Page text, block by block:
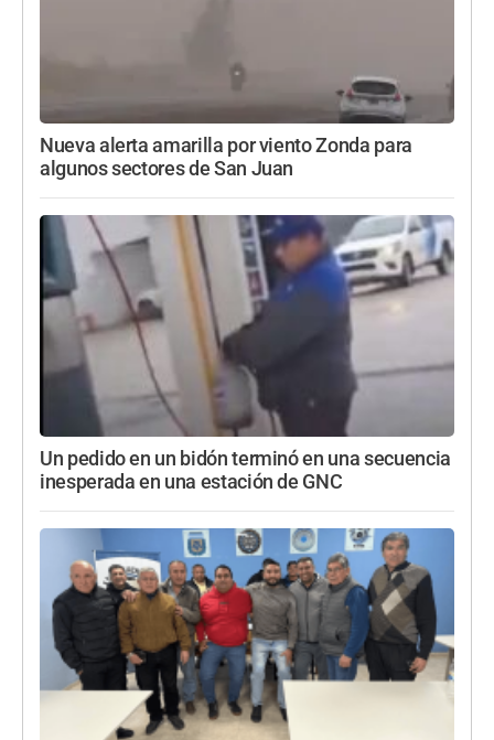
Nueva alerta amarilla por viento Zonda para
algunos sectores de San Juan
Un pedido en un bidón terminó en una secuencia
inesperada en una estación de GNC